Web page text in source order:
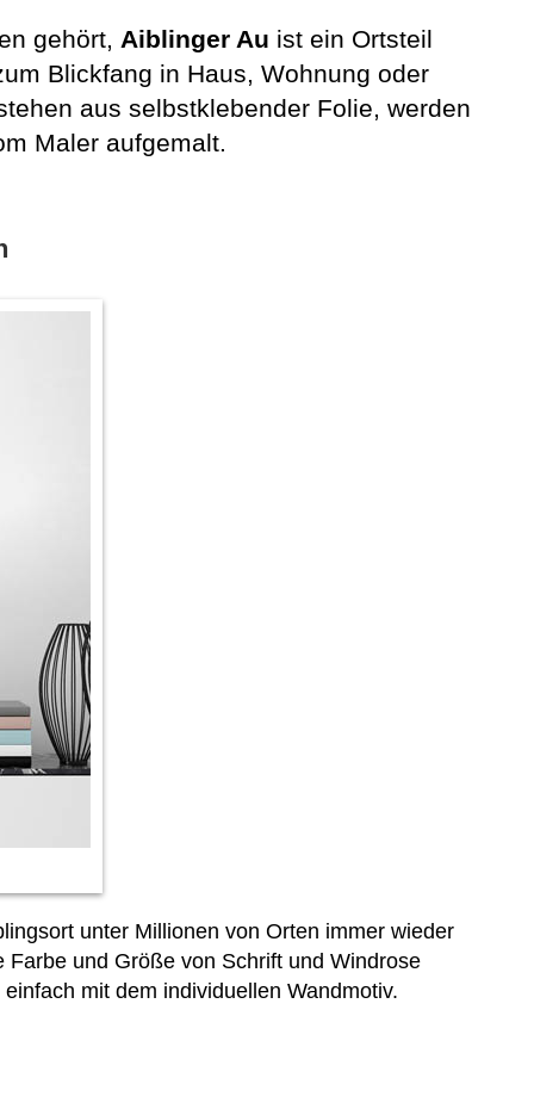
gehört, Aiblinger Au ist ein Ortsteil
Blickfang in Haus, Wohnung oder
aus selbstklebender Folie, werden
Maler aufgemalt.
unter Millionen von Orten immer wieder
und Größe von Schrift und Windrose
mit dem individuellen Wandmotiv.